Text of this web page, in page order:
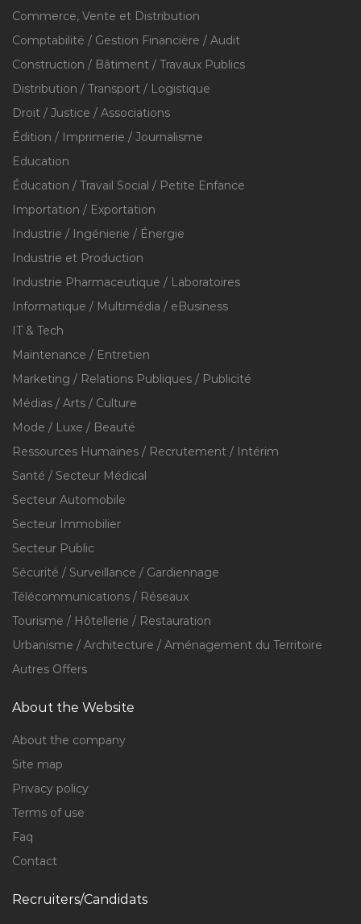
Commerce, Vente et Distribution
Comptabilité / Gestion Financière / Audit
Construction / Bâtiment / Travaux Publics
Distribution / Transport / Logistique
Droit / Justice / Associations
Édition / Imprimerie / Journalisme
Education
Éducation / Travail Social / Petite Enfance
Importation / Exportation
Industrie / Ingénierie / Énergie
Industrie et Production
Industrie Pharmaceutique / Laboratoires
Informatique / Multimédia / eBusiness
IT & Tech
Maintenance / Entretien
Marketing / Relations Publiques / Publicité
Médias / Arts / Culture
Mode / Luxe / Beauté
Ressources Humaines / Recrutement / Intérim
Santé / Secteur Médical
Secteur Automobile
Secteur Immobilier
Secteur Public
Sécurité / Surveillance / Gardiennage
Télécommunications / Réseaux
Tourisme / Hôtellerie / Restauration
Urbanisme / Architecture / Aménagement du Territoire
Autres Offers
About the Website
About the company
Site map
Privacy policy
Terms of use
Faq
Contact
Recruiters/Candidats